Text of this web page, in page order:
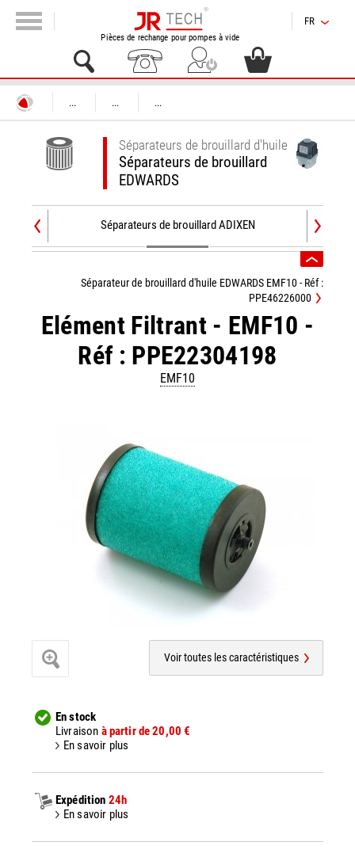
Pièces de rechange pour pompes à vide
FR
... ... ...
Séparateurs de brouillard d'huile
Séparateurs de brouillard
EDWARDS
Séparateurs de brouillard ADIXEN
Elément Filtrant - EMF10 -
Réf : PPE22304198
EMF10
Séparateur de brouillard d'huile EDWARDS EMF10 - Réf :
PPE46226000
Voir toutes les caractéristiques
En stock
Livraison à partir de 20,00 €
En savoir plus
Expédition 24h
En savoir plus